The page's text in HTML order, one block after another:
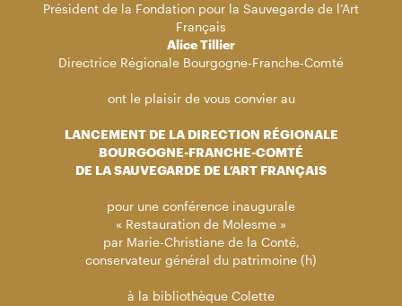
Président de la Fondation pour la Sauvegarde de l’Art
Français
Alice Tillier
Directrice Régionale Bourgogne-Franche-Comté
ont le plaisir de vous convier au
LANCEMENT DE LA DIRECTION RÉGIONALE
BOURGOGNE-FRANCHE-COMTÉ
DE LA SAUVEGARDE DE L’ART FRANÇAIS
pour une conférence inaugurale
« Restauration de Molesme »
par Marie-Christiane de la Conté,
conservateur général du patrimoine (h)
à la bibliothèque Colette